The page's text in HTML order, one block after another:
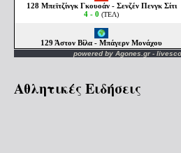
powered by Agones.gr-
Αθλητικές Ειδήσεις